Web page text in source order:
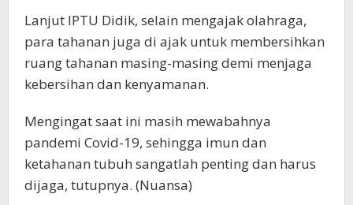
Lanjut IPTU Didik, selain mengajak olahraga,
para tahanan juga di ajak untuk membersihkan
ruang tahanan masing-masing demi menjaga
kebersihan dan kenyamanan.
Mengingat saat ini masih mewabahnya
pandemi Covid-19, sehingga imun dan
ketahanan tubuh sangatlah penting dan harus
dijaga, tutupnya. (Nuansa)